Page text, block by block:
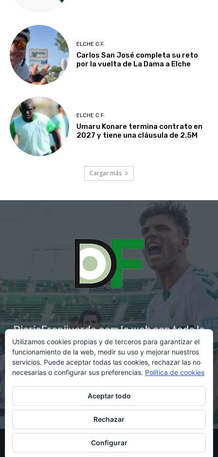
ELCHE C.F.
Carlos San José completa su reto
por la vuelta de La Dama a Elche
ELCHE C.F.
Umaru Konare termina contrato en
2027 y tiene una cláusula de 2.5M
Cargar más
DiarioFranjiverde.com la web con toda la
información del Elche C.F.
Contacto en:diario@franjiverde.com
© Copyright 2021 - Gestión y diseño por Rubén Maestre
Política de cookies Política de privacidad
Utilizamos cookies propias y de terceros para garantizar el
funcionamiento de la web, medir su uso y mejorar nuestros
servicios. Puede aceptar todas las cookies, rechazar las no
necesarias o configurar sus preferencias. Política de cookies
Aceptar todo
Rechazar
Configurar